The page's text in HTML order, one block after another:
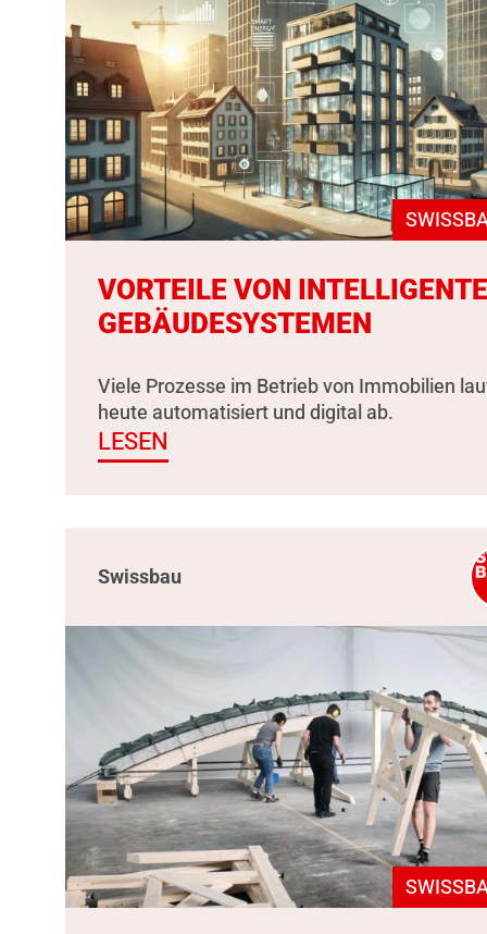
VORTEILE VON
GEBÄUDESYSTEMEN
Viele Prozesse im Betrieb von Immobilien
heute automatisiert und digital ab.
LESEN
Swissbau